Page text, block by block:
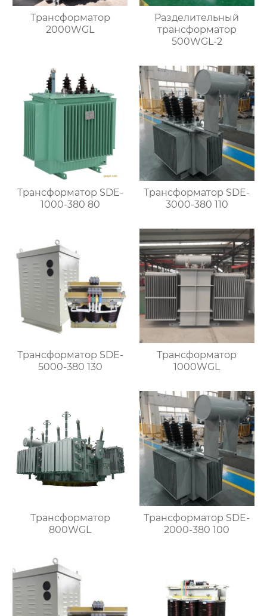
Трансформатор
2000WGL
Разделительный
трансформатор
500WGL-2
Трансформатор SDE-
1000-380 80
Трансформатор SDE-
3000-380 110
Трансформатор SDE-
5000-380 130
Трансформатор
1000WGL
Трансформатор
800WGL
Трансформатор SDE-
2000-380 100